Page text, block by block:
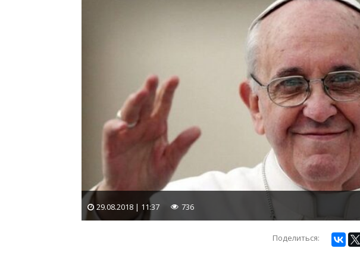
29.08.2018 | 11:37 736
Поделиться: